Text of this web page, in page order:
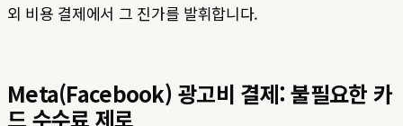
외 비용 결제에서 그 진가를 발휘합니다.
Meta(Facebook) 광고비 결제: 불필요한 카
드 수수료 제로